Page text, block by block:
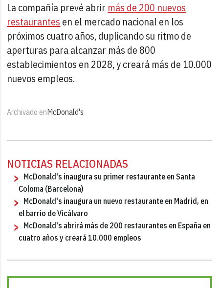
La compañía prevé abrir más de 200 nuevos
restaurantes en el mercado nacional en los
próximos cuatro años, duplicando su ritmo de
aperturas para alcanzar más de 800
establecimientos en 2028, y creará más de 10.000
nuevos empleos.
Archivado enMcDonald's
NOTICIAS RELACIONADAS
McDonald's inaugura su primer restaurante en Santa
Coloma (Barcelona)
McDonald's inaugura un nuevo restaurante en Madrid, en
el barrio de Vicálvaro
McDonald's abrirá más de 200 restaurantes en España en
cuatro años y creará 10.000 empleos